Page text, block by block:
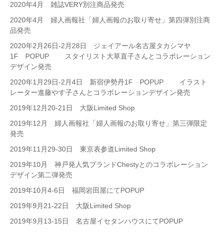
2020年4月 雑誌VERY別注商品発売
2020年4月 婦人画報社「婦人画報のお取り寄せ」第四弾別注商
品発売
2020年2月26日-2月28日 ジェイアール名古屋タカシマヤ
1F POPUP スタイリスト大草直子さんとコラボレーション
デザイン発売
2020年1月29日-2月4日 新宿伊勢丹1F POPUP イラスト
レーター進藤やす子さんとコラボレーションデザイン発売
2019年12月20-21日 大阪Limited Shop
2019年12月 婦人画報社「婦人画報のお取り寄せ」第三弾限定
発売
2019年11月29-30日 東京表参道Limited Shop
2019年10月 神戸発人気ブランドChestyとのコラボレーション
デザイン第二弾発売
2019年10月4-6日 福岡岩田屋にてPOPUP
2019年9月21-22日 大阪Limited Shop
2019年9月13-15日 名古屋イセタンハウスにてPOPUP